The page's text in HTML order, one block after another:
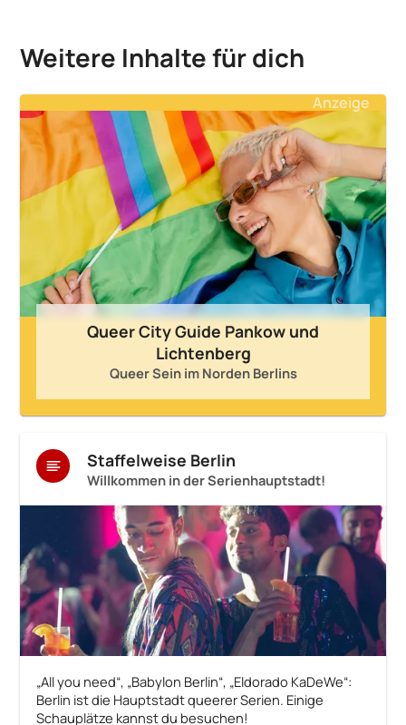
Weitere Inhalte für dich
Anzeige
Queer City Guide Pankow und
Lichtenberg
Queer Sein im Norden Berlins
Staffelweise Berlin
Willkommen in der Serienhauptstadt!
„All you need“, „Babylon Berlin“, „Eldorado KaDeWe“:
Berlin ist die Hauptstadt queerer Serien. Einige
Schauplätze kannst du besuchen!